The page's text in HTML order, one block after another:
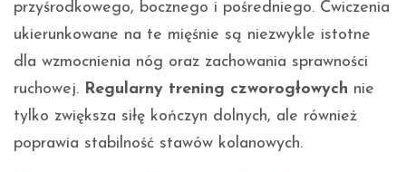
przyśrodkowego, bocznego i pośredniego. Ćwiczenia
ukierunkowane na te mięśnie są niezwykle istotne
dla wzmocnienia nóg oraz zachowania sprawności
ruchowej. Regularny trening czworogłowych nie
tylko zwiększa siłę kończyn dolnych, ale również
poprawia stabilność stawów kolanowych.